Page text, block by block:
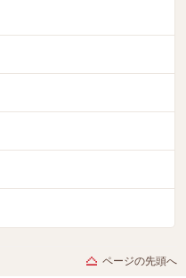
ページの先頭へ